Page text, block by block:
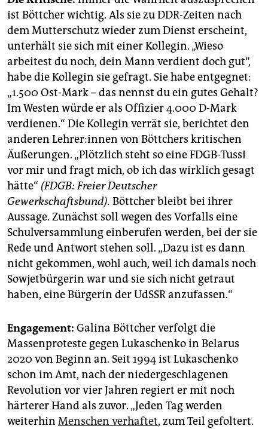
ist Böttcher wichtig. Als sie zu DDR-Zeiten nach
dem Mutterschutz wieder zum Dienst erscheint,
unterhält sie sich mit einer Kollegin. „Wieso
arbeitest du noch, dein Mann verdient doch gut“,
habe die Kollegin sie gefragt. Sie habe entgegnet:
„1.500 Ost-Mark – das nennst du ein gutes Gehalt?
Im Westen würde er als Offizier 4.000 D-Mark
verdienen.“ Die Kollegin verrät sie, berichtet den
anderen Leh­re­r:in­nen von Böttchers kritischen
Äußerungen. „Plötzlich steht so eine FDGB-Tussi
vor mir und fragt mich, ob ich das wirklich gesagt
hätte“ (FDGB: Freier Deutscher
Gewerkschaftsbund). Böttcher bleibt bei ihrer
Aussage. Zunächst soll wegen des Vorfalls eine
Schulversammlung einberufen werden, bei der sie
Rede und Antwort stehen soll. „Dazu ist es dann
nicht gekommen, wohl auch, weil ich damals noch
Sowjetbürgerin war und sie sich nicht getraut
haben, eine Bürgerin der UdSSR anzufassen.“
Engagement: Galina Böttcher verfolgt die
Massenproteste gegen Lukaschenko in Belarus
2020 von Beginn an. Seit 1994 ist Lukaschenko
schon im Amt, nach der niedergeschlagenen
Revolution vor vier Jahren regiert er mit noch
härterer Hand als zuvor. „Jeden Tag werden
weiterhin Menschen verhaftet, zum Teil gefoltert.